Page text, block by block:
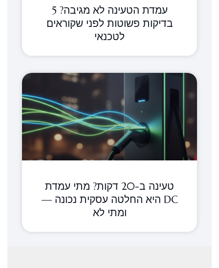
עמדת הטעינה לא מגיבה? 5
בדיקות פשוטות לפני שקוראים
לטכנאי
טעינה ב-20 דקות? מתי עמדת
DC היא החלטה עסקית נכונה —
ומתי לא